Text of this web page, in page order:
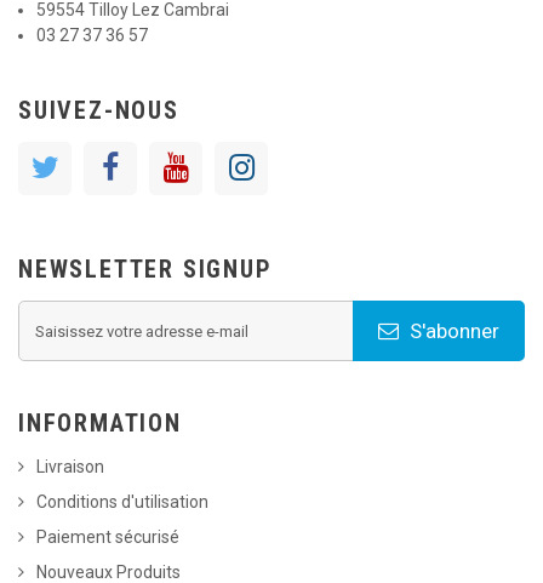
59554 Tilloy Lez Cambrai
03 27 37 36 57
SUIVEZ-NOUS
NEWSLETTER SIGNUP
S'abonner
INFORMATION
Livraison
Conditions d'utilisation
Paiement sécurisé
Nouveaux Produits